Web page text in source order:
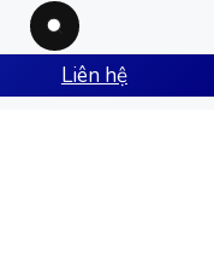
Liên hệ